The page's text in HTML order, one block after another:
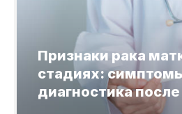
Признаки рака
стадиях:
диагностика